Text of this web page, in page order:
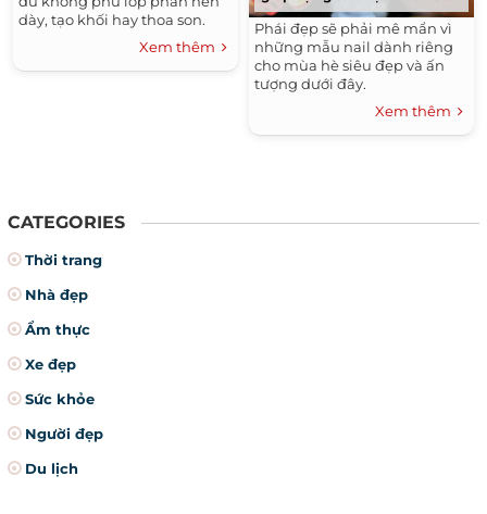
dày, tạo khối hay thoa son.
Xem thêm
Phái đẹp sẽ phải mê mẩn vì
những mẫu nail dành riêng
cho mùa hè siêu đẹp và ấn
tượng dưới đây.
Xem thêm
CATEGORIES
Thời trang
Nhà đẹp
Ẩm thực
Xe đẹp
Sức khỏe
Người đẹp
Du lịch